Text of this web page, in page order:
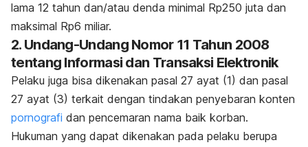
lama 12 tahun dan/atau denda minimal Rp250 juta dan
maksimal Rp6 miliar.
2. Undang-Undang Nomor 11 Tahun 2008
tentang Informasi dan Transaksi Elektronik
Pelaku juga bisa dikenakan pasal 27 ayat (1) dan pasal
27 ayat (3) terkait dengan tindakan penyebaran konten
pornografi dan pencemaran nama baik korban.
Hukuman yang dapat dikenakan pada pelaku berupa